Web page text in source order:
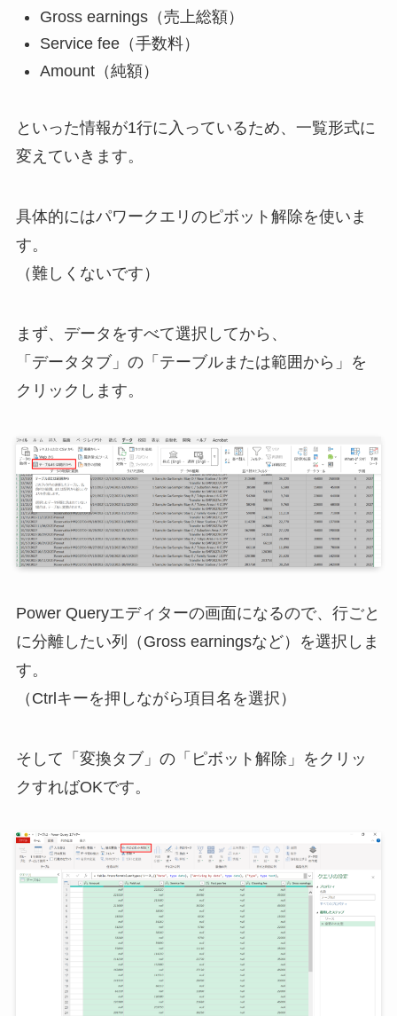
Gross earnings（売上総額）
Service fee（手数料）
Amount（純額）
といった情報が1行に入っているため、一覧形式に
変えていきます。
具体的にはパワークエリのピボット解除を使いま
す。
（難しくないです）
まず、データをすべて選択してから、
「データタブ」の「テーブルまたは範囲から」を
クリックします。
Power Queryエディターの画面になるので、行ごと
に分離したい列（Gross earningsなど）を選択しま
す。
（Ctrlキーを押しながら項目名を選択）
そして「変換タブ」の「ピボット解除」をクリッ
クすればOKです。